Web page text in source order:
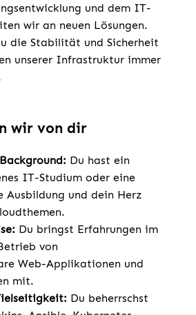
und dem IT-
wir an neuen Lösungen.
die Stabilität und Sicherheit
unserer Infrastruktur immer
wir von dir
Du hast ein
IT-Studium oder eine
Ausbildung und dein Herz
Du bringst Erfahrungen im
von
Web-Applikationen und
mit.
Du beherrschst